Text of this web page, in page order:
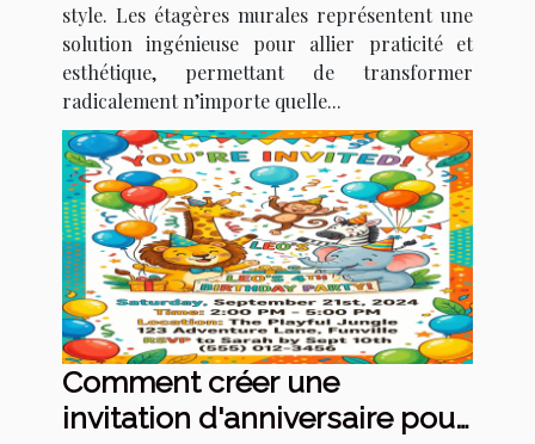
style. Les étagères murales représentent une
solution ingénieuse pour allier praticité et
esthétique, permettant de transformer
radicalement n’importe quelle...
Comment créer une
invitation d'anniversaire pour